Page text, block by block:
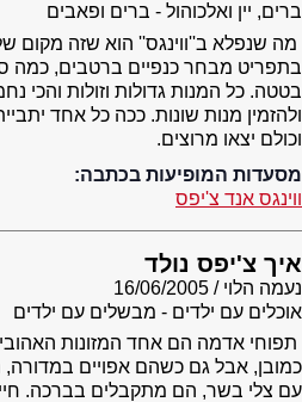
ברים, יין ואלכוהול - ברים ופאבים
מה שנפלא ב''ווינגס'' הוא שזה מקום
בתפריט מבחר כנפיים ברטבים, כמה
בטטה. כל המנות גדולות וזולות והכי
ולהזמין מנות שונות. ככה כל אחד
וכולם יצאו מרוצים.
מסעדות המופיעות בכתבה:
ווינגס אנד צ'יפס
איך צ'יפס נולד
נעמה הלוי
16/06/2005
אוכלים עם ילדים - מבשלים עם ילדים
תפוחי אדמה הם אחד המזונות
כמובן, אבל גם כשהם אפויים במדורה,
עם צלי בשר, הם מתקבלים בברכה.